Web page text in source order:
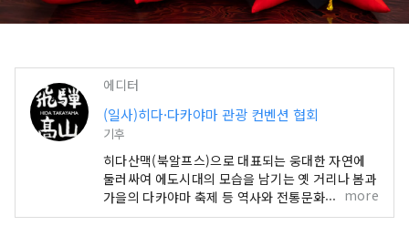
에디터
(일사)히다·다카야마 관광 컨벤션 협회
기후
히다산맥(북알프스)으로 대표되는 웅대한 자연에
둘러싸여 에도시대의 모습을 남기는 옛 거리나 봄과
가을의 다카야마 축제 등 역사와 전통문화가 숨쉬는
마을 「히다타카야마」. 히다 타카야마 온천과 오쿠
more